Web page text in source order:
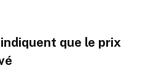
que le prix